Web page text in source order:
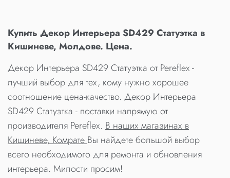
Купить Декор Интерьера SD429 Статуэтка в
Кишиневе, Молдове. Цена.
Декор Интерьера SD429 Статуэтка от Pereflex -
лучший выбор для тех, кому нужно хорошее
соотношение цена-качество. Декор Интерьера
SD429 Статуэтка - поставки напрямую от
производителя Pereflex. В наших магазинах в
Кишиневе, КомратеВы найдете большой выбор
всего необходимого для ремонта и обновления
интерьера. Милости просим!